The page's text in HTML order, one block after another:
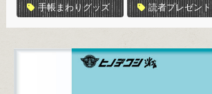
手帳まわりグッズ 読者プレゼント